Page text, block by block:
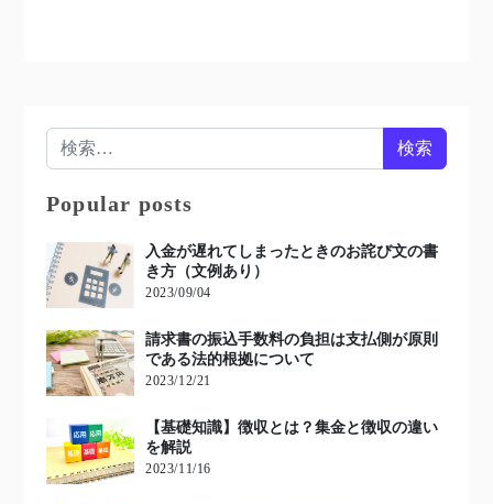
検索:
Popular posts
入金が遅れてしまったときのお詫び文の書
き方（文例あり）
2023/09/04
請求書の振込手数料の負担は支払側が原則
である法的根拠について
2023/12/21
【基礎知識】徴収とは？集金と徴収の違い
を解説
2023/11/16